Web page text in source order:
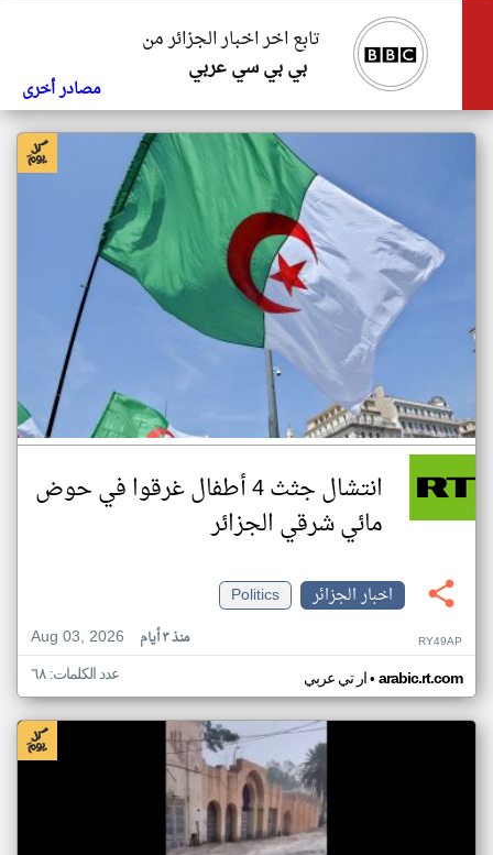
تابع اخر اخبار الجزائر من
بي بي سي عربي
مصادر أخرى
انتشال جثث 4 أطفال غرقوا في حوض
مائي شرقي الجزائر
اخبار الجزائر
Politics
Aug 03, 2026
منذ ٣ أيام RY49AP
ار تي عربي• arabic.rt.com عدد الكلمات: ٦٨